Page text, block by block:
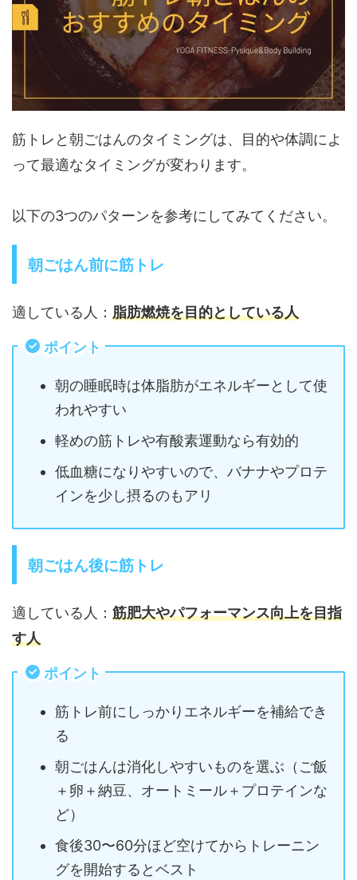
筋トレと朝ごはんのタイミングは、目的や体調によ
って最適なタイミングが変わります。
以下の3つのパターンを参考にしてみてください。
朝ごはん前に筋トレ
適している人： 脂肪燃焼を目的としている人
ポイント
朝の睡眠時は体脂肪がエネルギーとして使
われやすい
軽めの筋トレや有酸素運動なら有効的
低血糖になりやすいので、バナナやプロテ
インを少し摂るのもアリ
朝ごはん後に筋トレ
適している人： 筋肥大やパフォーマンス向上を目指
す人
ポイント
筋トレ前にしっかりエネルギーを補給でき
る
朝ごはんは消化しやすいものを選ぶ（ご飯
＋卵＋納豆、オートミール＋プロテインな
ど）
食後30〜60分ほど空けてからトレーニン
グを開始するとベスト